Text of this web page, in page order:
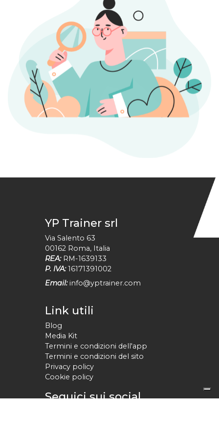
YP Trainer srl
Via Salento 63
00162 Roma, Italia
REA: RM-1639133
P. IVA: 16171391002
Email: info@yptrainer.com
Link utili
Blog
Media Kit
Termini e condizioni dell'app
Termini e condizioni del sito
Privacy policy
Cookie policy
Seguici sui social